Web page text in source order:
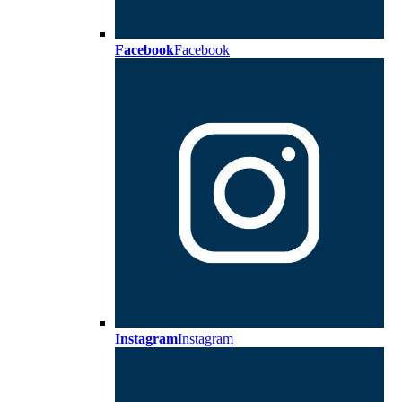
FacebookFacebook
InstagramInstagram